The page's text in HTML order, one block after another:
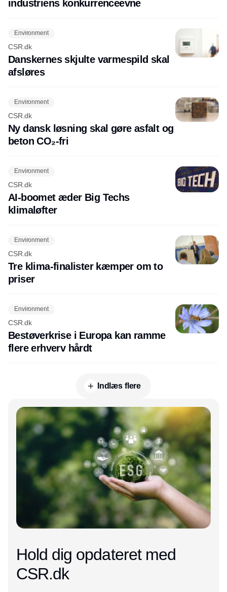
industriens konkurrenceevne
Environment
CSR.dk
Danskernes skjulte varmespild skal
afsløres
Environment
CSR.dk
Ny dansk løsning skal gøre asfalt og
beton CO₂-fri
Environment
CSR.dk
AI-boomet æder Big Techs
klimaløfter
Environment
CSR.dk
Tre klima-finalister kæmper om to
priser
Environment
CSR.dk
Bestøverkrise i Europa kan ramme
flere erhverv hårdt
Indlæs flere
Annonce
Hold dig opdateret med
CSR.dk